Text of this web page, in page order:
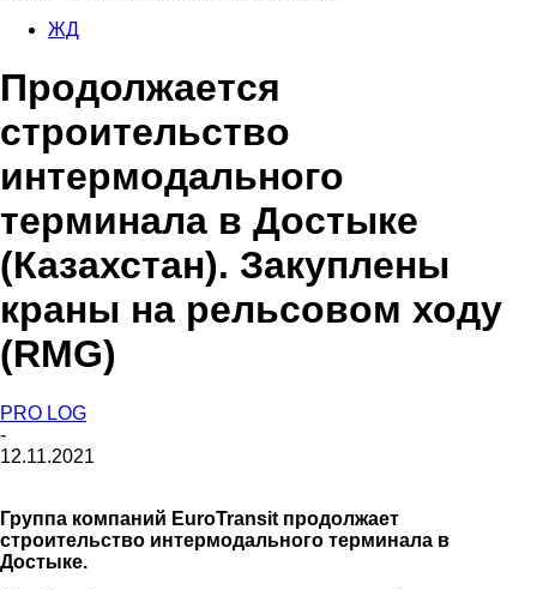
ЖД
Продолжается
строительство
интермодального
терминала в Достыке
(Казахстан). Закуплены
краны на рельсовом ходу
(RMG)
PRO LOG
-
12.11.2021
Группа компаний EuroTransit продолжает
строительство интермодального терминала в
Достыке.